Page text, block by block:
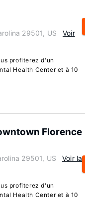
29501, US
Voir
profiterez d'un
Health Center et à 10
Florence
29501, US
Voir la
profiterez d'un
Health Center et à 10